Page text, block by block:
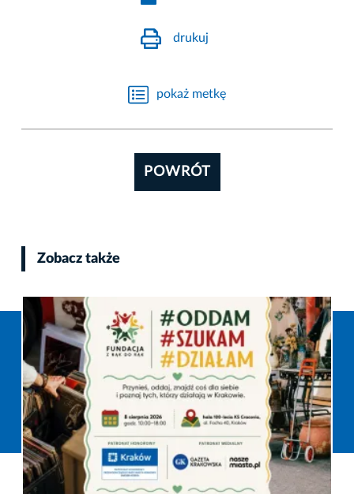
drukuj
pokaż metkę
POWRÓT
Zobacz także